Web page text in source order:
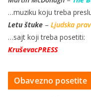
…muziku koju treba
Letu štuke – Ljudska
…sajt koji treba posetiti:
KruševacPRESS
Obavezno posetite